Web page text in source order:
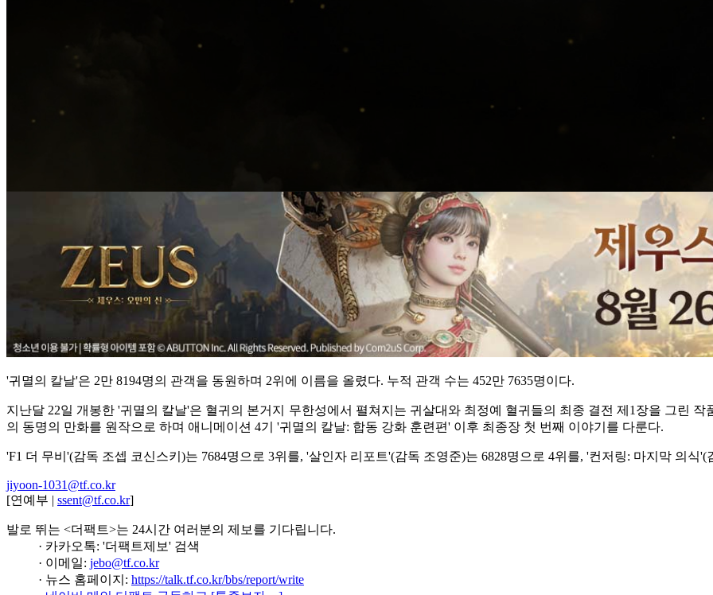
'귀멸의 칼날'은 2만 8194명의 관객을 동원하며 2위에 이름을 올렸다. 누적 관객 수는 452만 7635명이다.
지난달 22일 개봉한 '귀멸의 칼날'은 혈귀의 본거지 무한성에서 펼쳐지는 귀살대와 최정예 혈귀들의 최종 결전 제1장을 그린
의 동명의 만화를 원작으로 하며 애니메이션 4기 '귀멸의 칼날: 합동 강화 훈련편' 이후 최종장 첫 번째 이야기를 다룬다.
'F1 더 무비'(감독 조셉 코신스키)는 7684명으로 3위를, '살인자 리포트'(감독 조영준)는 6828명으로 4위를, '컨저링: 마지막 의식
jiyoon-1031@tf.co.kr
[연예부 | ssent@tf.co.kr]
발로 뛰는 <더팩트>는 24시간 여러분의 제보를 기다립니다.
· 카카오톡: '더팩트제보' 검색
· 이메일: jebo@tf.co.kr
· 뉴스 홈페이지: https://talk.tf.co.kr/bbs/report/write